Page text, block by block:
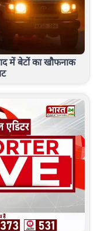
में बेटों का खौफनाक